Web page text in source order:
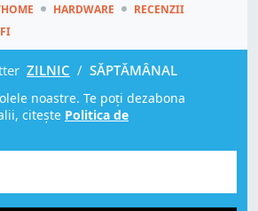
HARDWARE
RECENZII
ZILNIC / SĂPTĂMÂNAL
noastre. Te poți dezabona
citește Politica de